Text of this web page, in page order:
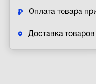
Оплата товара
Доставка